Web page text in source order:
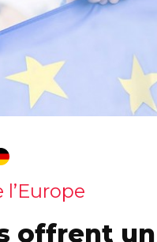
offrent